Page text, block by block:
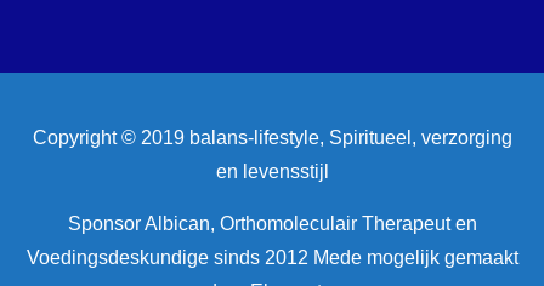
Copyright © 2019 balans-lifestyle, Spiritueel, verzorging
en levensstijl
Sponsor Albican, Orthomoleculair Therapeut en
Voedingsdeskundige sinds 2012 Mede mogelijk gemaakt